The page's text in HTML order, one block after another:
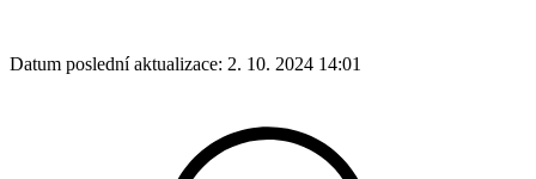
Datum poslední aktualizace: 2. 10. 2024 14:01